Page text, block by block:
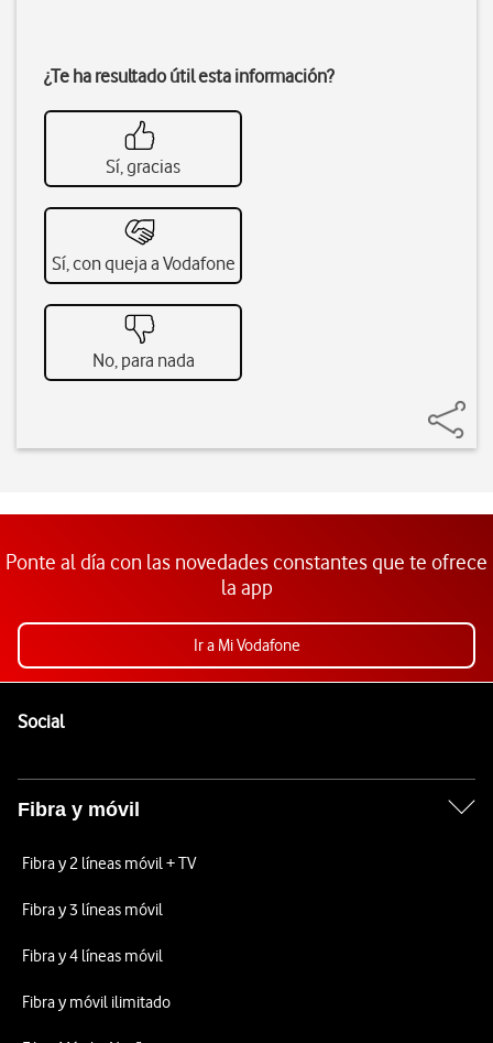
¿Te ha resultado útil esta información?
Sí, gracias
Sí, con queja a Vodafone
No, para nada
Ponte al día con las novedades constantes que te ofrece
la app
Ir a Mi Vodafone
SocialEnlaces a las redes sociales de Vodafone
Fibra y móvil
Fibra y 2 líneas móvil + TV
Fibra y 3 líneas móvil
Fibra y 4 líneas móvil
Fibra y móvil ilimitado